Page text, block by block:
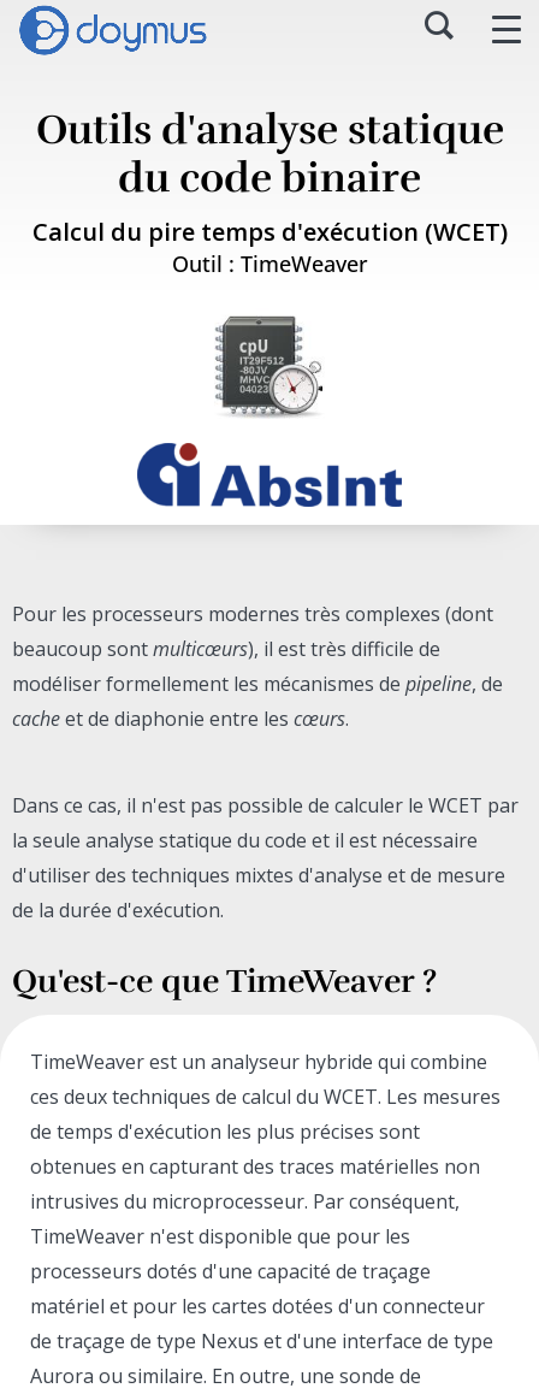
Outils d'analyse statique
du code binaire
Calcul du pire temps d'exécution (WCET)
Outil : TimeWeaver
Pour les processeurs modernes très complexes (dont
beaucoup sontmulticœurs), il est très difficile de
modéliser formellement les mécanismes de pipeline, de
cacheet de diaphonie entre les cœurs.
Dans ce cas, il n'est pas possible de calculer le WCET par
la seule analyse statique du code et il est nécessaire
d'utiliser des techniques mixtes d'analyse et de mesure
de la durée d'exécution.
Qu'est-ce que TimeWeaver ?
TimeWeaver est un analyseur hybride qui combine
ces deux techniques de calcul du WCET. Les mesures
de temps d'exécution les plus précises sont
obtenues en capturant des traces matérielles non
intrusives du microprocesseur. Par conséquent,
TimeWeaver n'est disponible que pour les
processeurs dotés d'une capacité de traçage
matériel et pour les cartes dotées d'un connecteur
de traçage de type Nexus et d'une interface de type
Aurora ou similaire. En outre, une sonde de